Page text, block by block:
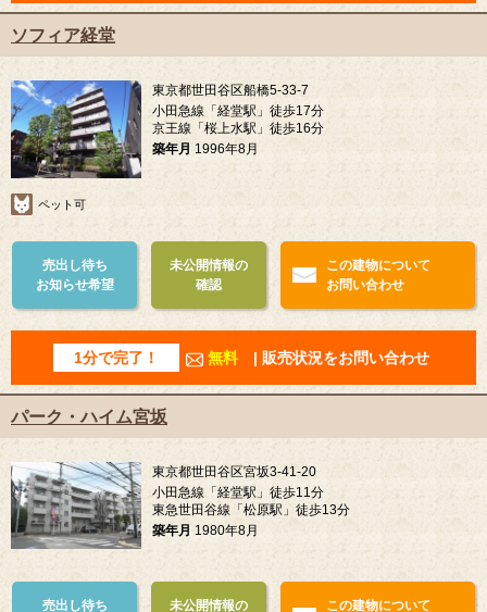
ソフィア経堂
東京都世田谷区船橋5-33-7
小田急線「経堂駅」徒歩17分
京王線「桜上水駅」徒歩16分
築年月 1996年8月
ペット可
売出し待ち
お知らせ希望
未公開情報の
確認
この建物について
お問い合わせ
1分で完了！ 無料 | 販売状況をお問い合わせ
パーク・ハイム宮坂
東京都世田谷区宮坂3-41-20
小田急線「経堂駅」徒歩11分
東急世田谷線「松原駅」徒歩13分
築年月 1980年8月
売出し待ち 未公開情報の この建物について